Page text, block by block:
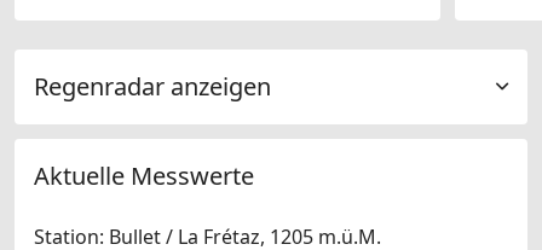
Regenradar anzeigen
Aktuelle Messwerte
Station: Bullet / La Frétaz, 1205 m.ü.M.